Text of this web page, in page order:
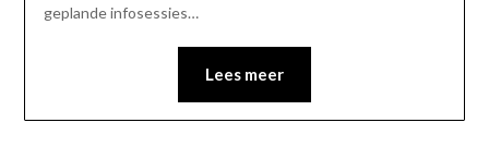
geplande infosessies…
Lees meer